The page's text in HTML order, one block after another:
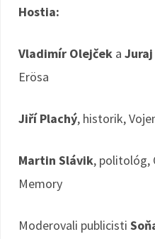
Hostia:
Vladimír Olejček a
Erösa
Jiří Plachý, historik,
Martin Slávik, politológ,
Memory
Moderovali publicisti